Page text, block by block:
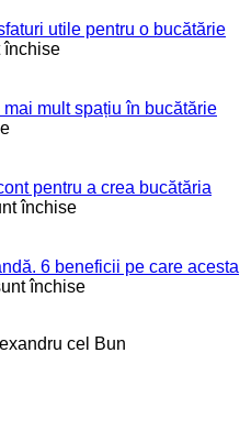
utile pentru o bucătărie
închisepentru
sfaturi
bucătărie
de
mult spațiu în bucătărie
pentru
moderne
pentru
spațiu
în
pentru a crea bucătăria
închisepentru
de
care
cont
6 beneficii pe care acesta
închisepentru
la
cel Bun